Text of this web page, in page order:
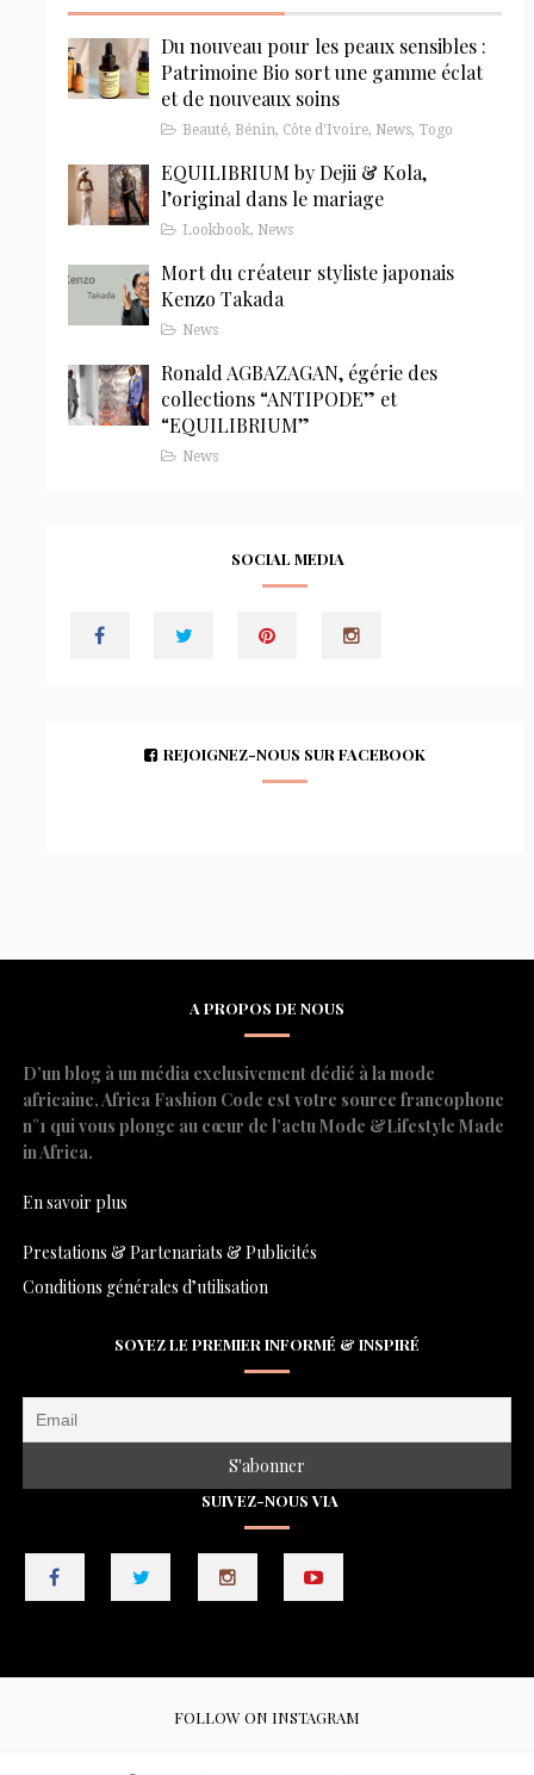
Du nouveau pour les peaux sensibles :
Patrimoine Bio sort une gamme éclat
et de nouveaux soins
Beauté, Bénin, Côte d'Ivoire, News, Togo
EQUILIBRIUM by Dejii & Kola,
l’original dans le mariage
Lookbook, News
Mort du créateur styliste japonais
Kenzo Takada
News
Ronald AGBAZAGAN, égérie des
collections “ANTIPODE” et
“EQUILIBRIUM”
News
SOCIAL MEDIA
REJOIGNEZ-NOUS SUR FACEBOOK
A PROPOS DE NOUS
D’un blog à un média exclusivement dédié à la mode
africaine, Africa Fashion Code est votre source francophone
n°1 qui vous plonge au cœur de l’actu Mode &Lifestyle Made
in Africa.
En savoir plus
Prestations & Partenariats & Publicités
Conditions générales d’utilisation
SOYEZ LE PREMIER INFORMÉ & INSPIRÉ
SUIVEZ-NOUS VIA
FOLLOW ON INSTAGRAM